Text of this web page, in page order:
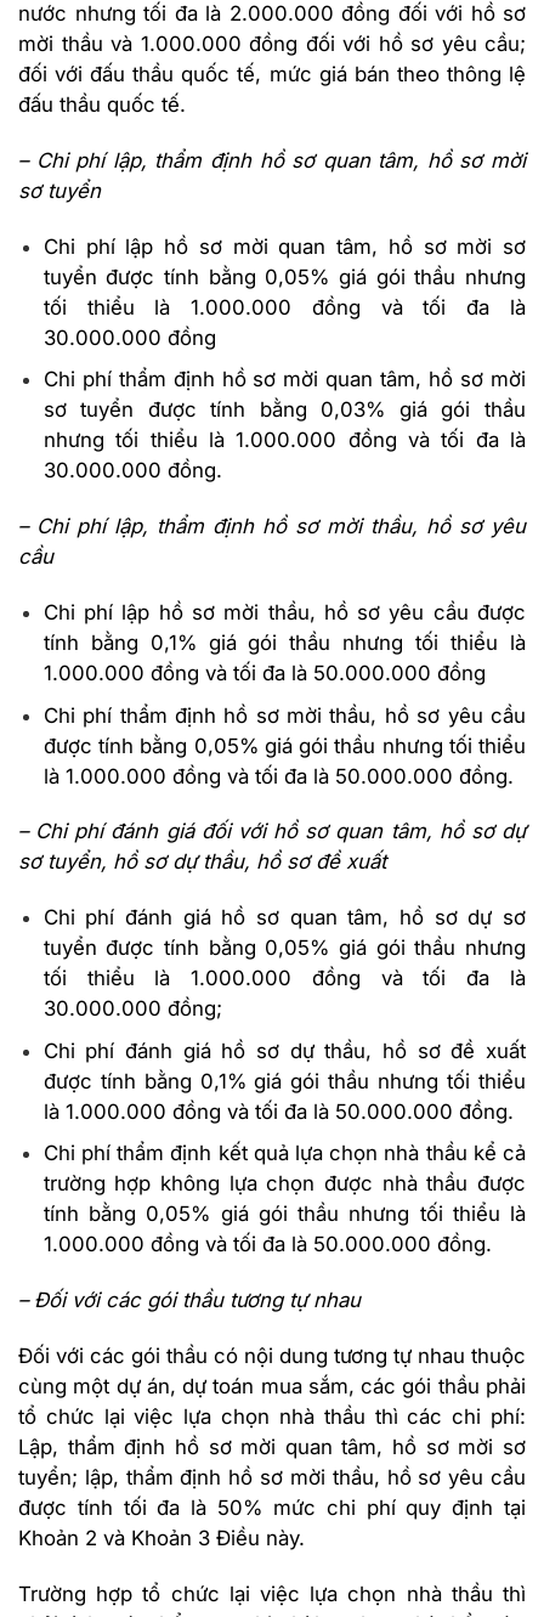
nước nhưng tối đa là 2.000.000 đồng đối với hồ sơ
mời thầu và 1.000.000 đồng đối với hồ sơ yêu cầu;
đối với đấu thầu quốc tế, mức giá bán theo thông lệ
đấu thầu quốc tế.
– Chi phí lập, thẩm định hồ sơ quan tâm, hồ sơ mời
sơ tuyển
Chi phí lập hồ sơ mời quan tâm, hồ sơ mời sơ
tuyển được tính bằng 0,05% giá gói thầu nhưng
tối thiểu là 1.000.000 đồng và tối đa là
30.000.000 đồng
Chi phí thẩm định hồ sơ mời quan tâm, hồ sơ mời
sơ tuyển được tính bằng 0,03% giá gói thầu
nhưng tối thiểu là 1.000.000 đồng và tối đa là
30.000.000 đồng.
– Chi phí lập, thẩm định hồ sơ mời thầu, hồ sơ yêu
cầu
Chi phí lập hồ sơ mời thầu, hồ sơ yêu cầu được
tính bằng 0,1% giá gói thầu nhưng tối thiểu là
1.000.000 đồng và tối đa là 50.000.000 đồng
Chi phí thẩm định hồ sơ mời thầu, hồ sơ yêu cầu
được tính bằng 0,05% giá gói thầu nhưng tối thiểu
là 1.000.000 đồng và tối đa là 50.000.000 đồng.
– Chi phí đánh giá đối với hồ sơ quan tâm, hồ sơ dự
sơ tuyển, hồ sơ dự thầu, hồ sơ đề xuất
Chi phí đánh giá hồ sơ quan tâm, hồ sơ dự sơ
tuyển được tính bằng 0,05% giá gói thầu nhưng
tối thiểu là 1.000.000 đồng và tối đa là
30.000.000 đồng;
Chi phí đánh giá hồ sơ dự thầu, hồ sơ đề xuất
được tính bằng 0,1% giá gói thầu nhưng tối thiểu
là 1.000.000 đồng và tối đa là 50.000.000 đồng.
Chi phí thẩm định kết quả lựa chọn nhà thầu kể cả
trường hợp không lựa chọn được nhà thầu được
tính bằng 0,05% giá gói thầu nhưng tối thiểu là
1.000.000 đồng và tối đa là 50.000.000 đồng.
– Đối với các gói thầu tương tự nhau
Đối với các gói thầu có nội dung tương tự nhau thuộc
cùng một dự án, dự toán mua sắm, các gói thầu phải
tổ chức lại việc lựa chọn nhà thầu thì các chi phí:
Lập, thẩm định hồ sơ mời quan tâm, hồ sơ mời sơ
tuyển; lập, thẩm định hồ sơ mời thầu, hồ sơ yêu cầu
được tính tối đa là 50% mức chi phí quy định tại
Khoản 2 và Khoản 3 Điều này.
Trường hợp tổ chức lại việc lựa chọn nhà thầu thì